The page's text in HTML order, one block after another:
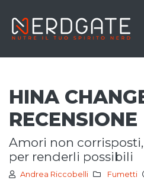
HINA
RECENSIONE
amori non corrisposti, con un change
per renderli possibili
Andrea Riccobelli Fumetti